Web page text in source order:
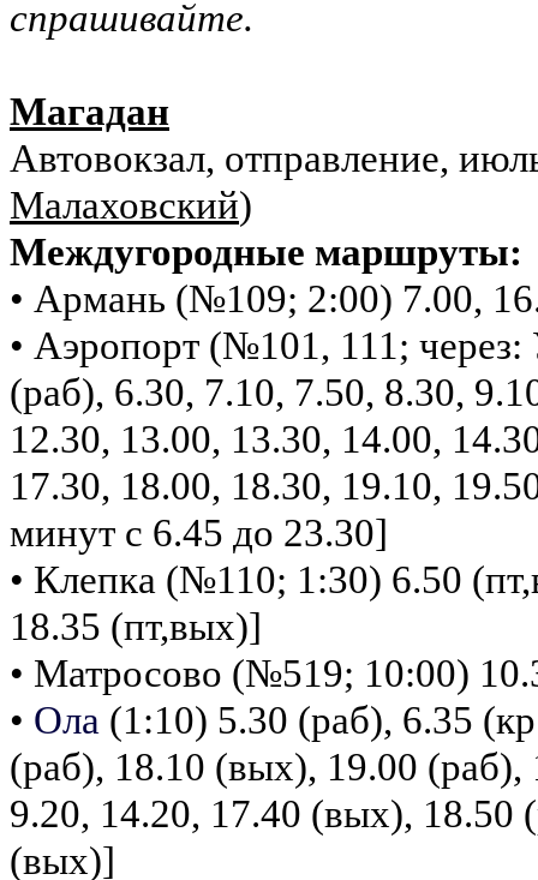
спрашивайте.
Магадан
Автовокзал, отправление,
Малаховский)
Междугородные маршруты:
• Армань (№109; 2:00) 7.00,
• Аэропорт (№101, 111;
(раб), 6.30, 7.10, 7.50, 8.30,
12.30, 13.00, 13.30, 14.00,
17.30, 18.00, 18.30, 19.10,
минут с 6.45 до 23.30]
• Клепка (№110; 1:30) 6.50
18.35 (пт,вых)]
• Матросово (№519; 10:00)
• Ола (1:10) 5.30 (раб), 6.35
(раб), 18.10 (вых), 19.00
9.20, 14.20, 17.40 (вых), 18.50
(вых)]